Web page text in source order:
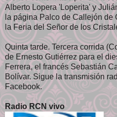
Alberto Lopera 'Loperita' y
la página Palco de Callejón
la Feria del Señor de los
Quinta tarde. Tercera corrida
de Ernesto Gutiérrez para el
Ferrera, el francés Sebastián
Bolívar. Sigue la transmisión
Facebook.
Radio RCN vivo